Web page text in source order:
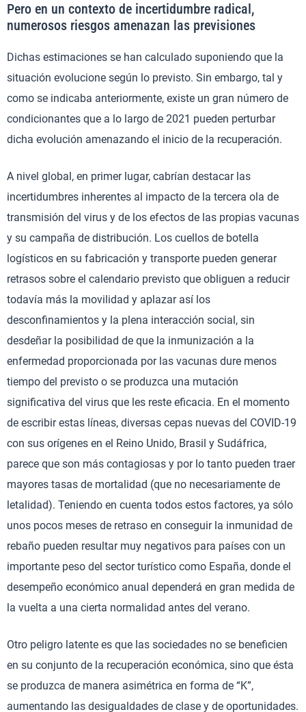
Pero en un contexto de incertidumbre radical,
numerosos riesgos amenazan las previsiones
Dichas estimaciones se han calculado suponiendo que la
situación evolucione según lo previsto. Sin embargo, tal y
como se indicaba anteriormente, existe un gran número de
condicionantes que a lo largo de 2021 pueden perturbar
dicha evolución amenazando el inicio de la recuperación.
A nivel global, en primer lugar, cabrían destacar las
incertidumbres inherentes al impacto de la tercera ola de
transmisión del virus y de los efectos de las propias vacunas
y su campaña de distribución. Los cuellos de botella
logísticos en su fabricación y transporte pueden generar
retrasos sobre el calendario previsto que obliguen a reducir
todavía más la movilidad y aplazar así los
desconfinamientos y la plena interacción social, sin
desdeñar la posibilidad de que la inmunización a la
enfermedad proporcionada por las vacunas dure menos
tiempo del previsto o se produzca una mutación
significativa del virus que les reste eficacia. En el momento
de escribir estas líneas, diversas cepas nuevas del COVID-19
con sus orígenes en el Reino Unido, Brasil y Sudáfrica,
parece que son más contagiosas y por lo tanto pueden traer
mayores tasas de mortalidad (que no necesariamente de
letalidad). Teniendo en cuenta todos estos factores, ya sólo
unos pocos meses de retraso en conseguir la inmunidad de
rebaño pueden resultar muy negativos para países con un
importante peso del sector turístico como España, donde el
desempeño económico anual dependerá en gran medida de
la vuelta a una cierta normalidad antes del verano.
Otro peligro latente es que las sociedades no se beneficien
en su conjunto de la recuperación económica, sino que ésta
se produzca de manera asimétrica en forma de “K”,
aumentando las desigualdades de clase y de oportunidades.